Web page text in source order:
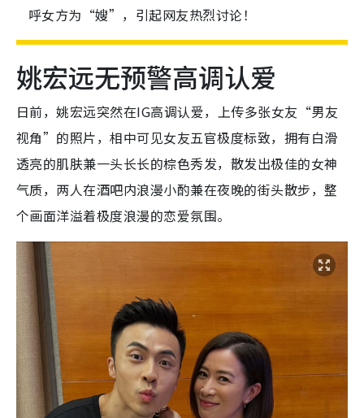
呼女方为“嫂”，引起网友热烈讨论！
姚宏远无预警高调认爱
日前，姚宏远突然在IG高调认爱，上传多张女友“男友
视角”的照片，相中可见女友五官极度标致，拥有白滑
透亮的肌肤兼一头长长的棕色秀发，散发出极佳的女神
气质，两人在酒吧内浪漫小酌兼在夜晚的街头散步，整
个画面洋溢着极度浪漫的恋爱氛围。